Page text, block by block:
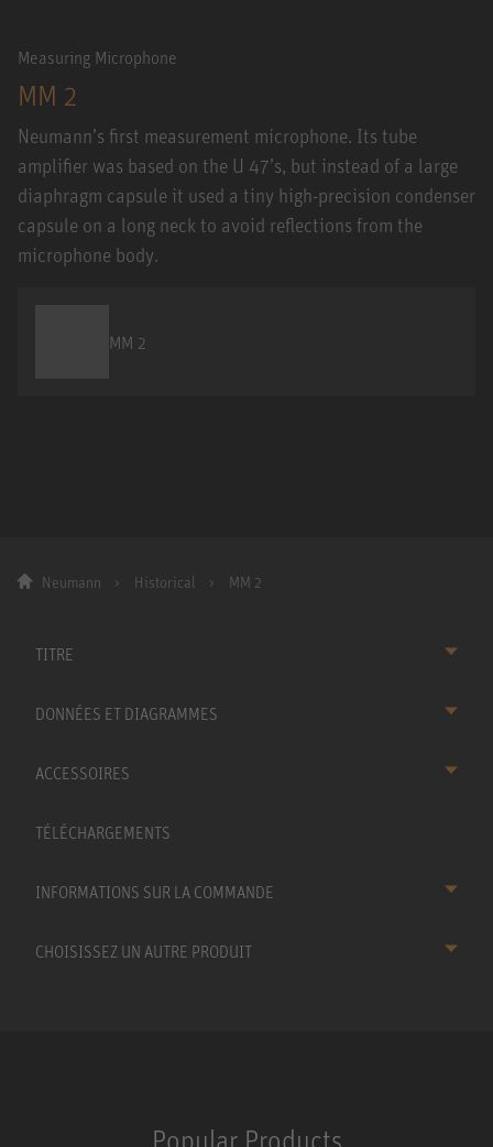
Measuring Microphone
MM 2
Neumann’s first measurement microphone. Its tube
amplifier was based on the U 47’s, but instead of a large
diaphragm capsule it used a tiny high-precision condenser
capsule on a long neck to avoid reflections from the
microphone body.
MM 2
Neumann Historical MM 2
TITRE
DONNÉES ET DIAGRAMMES
ACCESSOIRES
TÉLÉCHARGEMENTS
INFORMATIONS SUR LA COMMANDE
CHOISISSEZ UN AUTRE PRODUIT